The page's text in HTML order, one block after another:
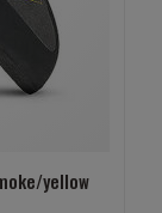
yellow